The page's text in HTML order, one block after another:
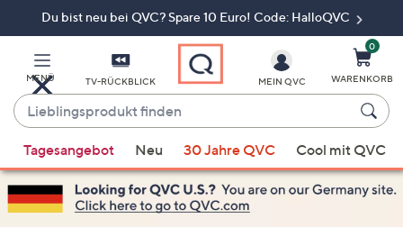
Du bist neu bei QVC? Spare 10 Euro! Code: HalloQVC
MENÜ TV-RÜCKBLICK
Lieblingsprodukt
finden
Vorschläge
verfügbar
sind,
verwenden
MEIN QVC
0
WARENKORB
Tagesangebot Neu 30 Jahre QVC Cool mit QVC